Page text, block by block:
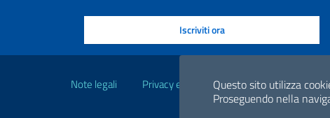
Questo sito utilizza
Proseguendo nella
Note legali Privacy e cookie policy Dichiarazione